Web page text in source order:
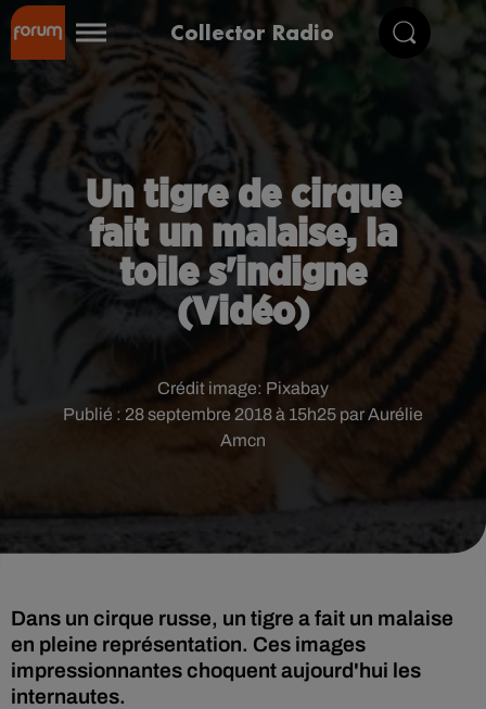
Collector Radio
Un tigre de cirque
fait un malaise, la
toile s'indigne
(Vidéo)
Publié : 28 septembre 2018 à 15h25 par Aurélie
Amcn
Crédit image: Pixabay
Dans un cirque russe, un tigre a fait un malaise
en pleine représentation. Ces images
impressionnantes choquent aujourd'hui les
internautes.